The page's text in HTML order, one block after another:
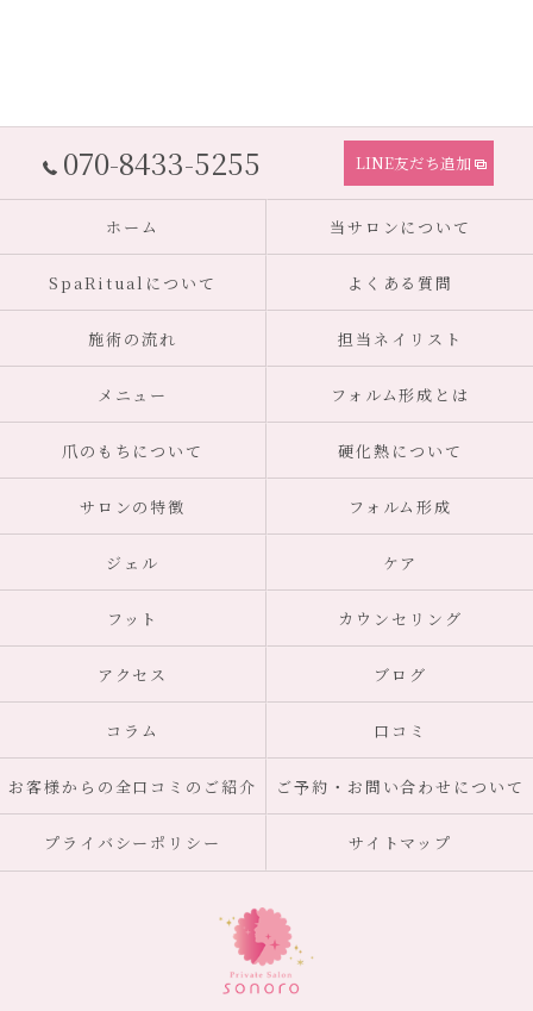
070-8433-5255 LINE友だち追加
ホーム 当サロンについて
SpaRitualについて よくある質問
施術の流れ 担当ネイリスト
メニュー フォルム形成とは
爪のもちについて 硬化熱について
サロンの特徴 フォルム形成
ジェル ケア
フット カウンセリング
アクセス ブログ
コラム 口コミ
お客様からの全口コミのご紹介 ご予約・お問い合わせについて
プライバシーポリシー サイトマップ